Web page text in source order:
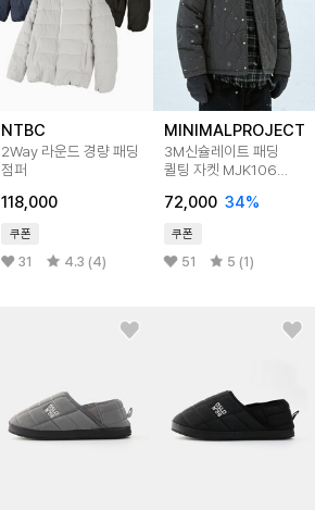
NTBC
2Way 라운드 경량 패딩
점퍼
118,000
쿠폰
31 4.3 (4)
MINIMALPROJECT
3M신슐레이트 패딩
퀼팅 자켓 MJK106
72,000 34%
쿠폰
51 5 (1)